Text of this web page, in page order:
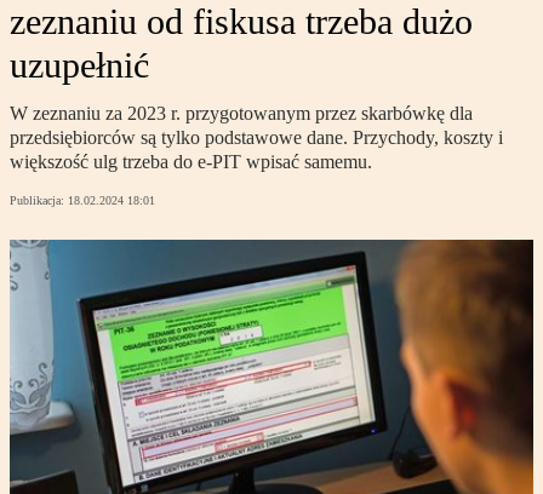
zeznaniu od fiskusa trzeba dużo
uzupełnić
W zeznaniu za 2023 r. przygotowanym przez skarbówkę dla
przedsiębiorców są tylko podstawowe dane. Przychody, koszty i
większość ulg trzeba do e-PIT wpisać samemu.
Publikacja: 18.02.2024 18:01